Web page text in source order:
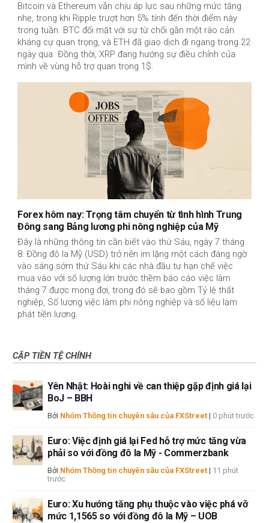
Bitcoin và Ethereum vẫn chịu áp lực sau những mức tăng
nhẹ, trong khi Ripple trượt hơn 5% tính đến thời điểm này
trong tuần. BTC đối mặt với sự từ chối gần một rào cản
kháng cự quan trọng, và ETH đã giao dịch đi ngang trong 22
ngày qua. Đồng thời, XRP đang hướng sự điều chỉnh của
mình về vùng hỗ trợ quan trọng 1$.
Forex hôm nay: Trọng tâm chuyển từ tình hình Trung
Đông sang Bảng lương phi nông nghiệp của Mỹ
Đây là những thông tin cần biết vào thứ Sáu, ngày 7 tháng
8: Đồng đô la Mỹ (USD) trở nên im lặng một cách đáng ngờ
vào sáng sớm thứ Sáu khi các nhà đầu tư hạn chế việc
mua vào với số lượng lớn trước thềm báo cáo việc làm
tháng 7 được mong đợi, trong đó sẽ bao gồm Tỷ lệ thất
nghiệp, Số lượng việc làm phi nông nghiệp và số liệu lạm
phát tiền lương.
CẶP TIỀN TỆ CHÍNH
Yên Nhật: Hoài nghi về can thiệp gặp định giá lại
BoJ – BBH
Bởi Nhóm Thông tin chuyên sâu của FXStreet | 0 phút trước
Euro: Việc định giá lại Fed hỗ trợ mức tăng vừa
phải so với đồng đô la Mỹ - Commerzbank
Bởi Nhóm Thông tin chuyên sâu của FXStreet | 11 phút
trước
Euro: Xu hướng tăng phụ thuộc vào việc phá vỡ
mức 1,1565 so với đồng đô la Mỹ – UOB